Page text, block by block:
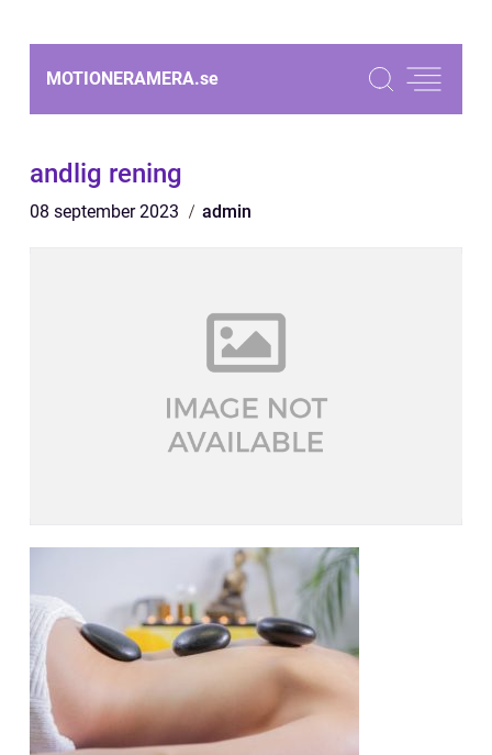
MOTIONERAMERA.se
andlig rening
08 september 2023 admin